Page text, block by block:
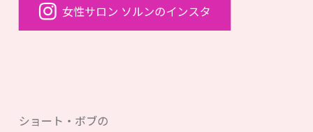
女性サロン ソルンのインスタ
ショート・ボブの